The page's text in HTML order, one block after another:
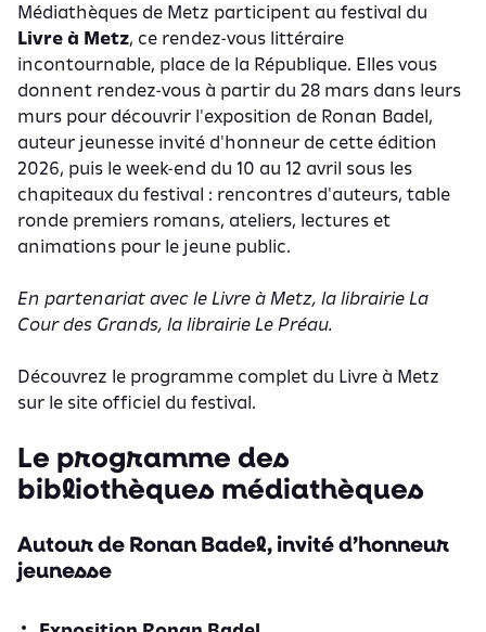
Médiathèques de Metz participent au festival du
Livre à Metz, ce rendez-vous littéraire
incontournable, place de la République. Elles vous
donnent rendez-vous à partir du 28 mars dans leurs
murs pour découvrir l'exposition de Ronan Badel,
auteur jeunesse invité d'honneur de cette édition
2026, puis le week-end du 10 au 12 avril sous les
chapiteaux du festival : rencontres d'auteurs, table
ronde premiers romans, ateliers, lectures et
animations pour le jeune public.
En partenariat avec le Livre à Metz, la librairie La
Cour des Grands, la librairie Le Préau.
Découvrez le programme complet du Livre à Metz
sur le site officiel du festival.
Le programme des
bibliothèques médiathèques
Autour de Ronan Badel, invité d’honneur
jeunesse